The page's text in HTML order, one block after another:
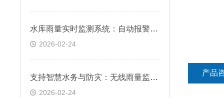
水库雨量实时监测系统：自动报警，预防库区洪水风险
2026-02-24
支持智慧水务与防灾：无线雨量监测仪在城市内涝与山洪预警系统中的应用
2026-02-24
产品